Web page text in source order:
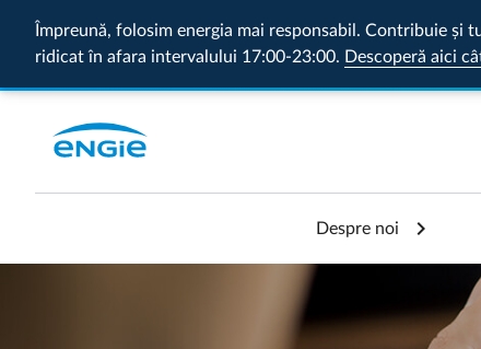
Împreună, folosim energia mai responsabil. Contribuie și
ridicat în afara intervalului 17:00-23:00. Descoperă aici
Despre noi